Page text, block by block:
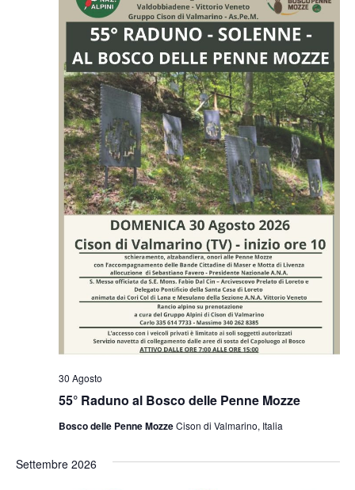
55° Raduno al Bosco delle Penne Mozze
30 Agosto
Bosco delle Penne MozzeCison di Valmarino, Italia
Settembre 2026